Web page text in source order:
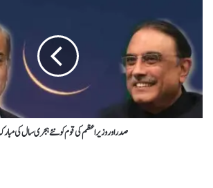
صدر اور وزیراعظم کی قوم کو نئے ہجری سال کی